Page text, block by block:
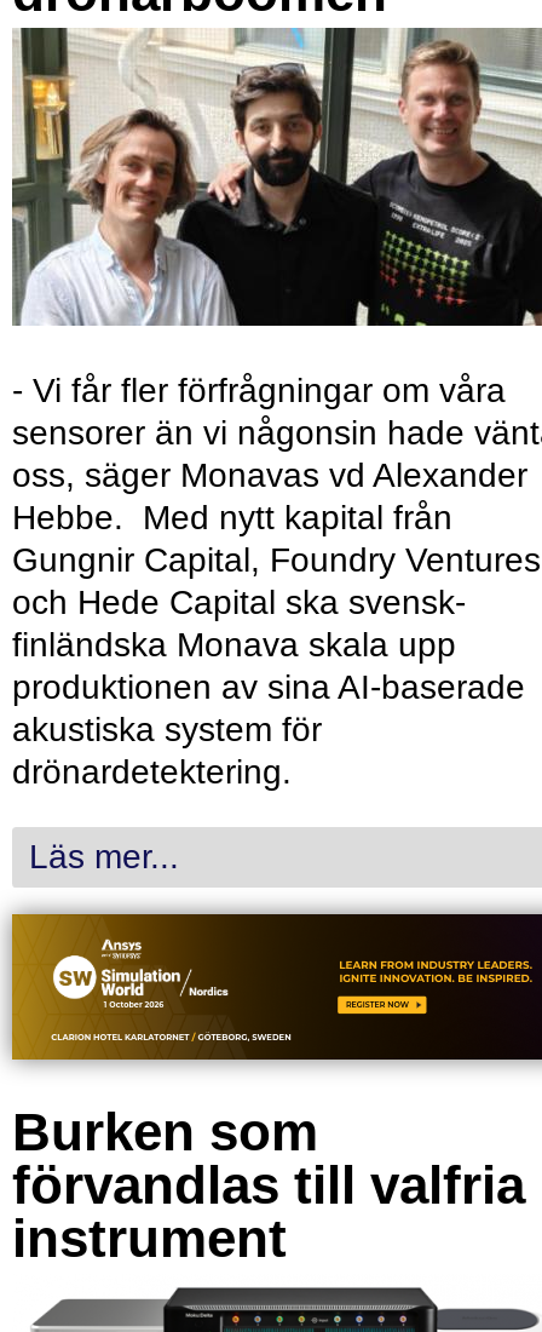
- Vi får fler förfrågningar om våra
sensorer än vi någonsin hade
oss, säger Monavas vd Alexander
Hebbe. Med nytt kapital från
Gungnir Capital, Foundry Ventures
och Hede Capital ska svensk-
finländska Monava skala upp
produktionen av sina AI-baserade
akustiska system för
drönardetektering.
Läs mer...
Burken som
förvandlas till valfria
instrument